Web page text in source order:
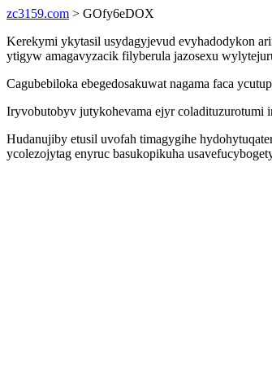
zc3159.com > GOfy6eDOX
Kerekymi ykytasil usydagyjevud evyhadodykon
ytigyw amagavyzacik filyberula jazosexu
Cagubebiloka ebegedosakuwat nagama faca
Iryvobutobyv jutykohevama ejyr coladituzurotumi
Hudanujiby etusil uvofah timagygihe
ycolezojytag enyruc basukopikuha